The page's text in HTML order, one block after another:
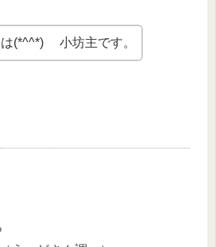
は(*^^*) 小坊主です。